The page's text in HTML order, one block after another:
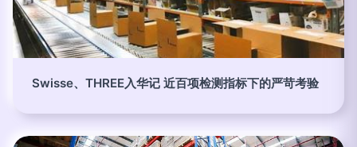
Swisse、THREE入华记 近百项检测指标下的严苛考验